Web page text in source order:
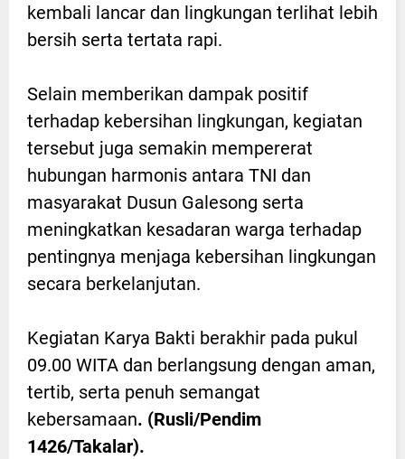
kembali lancar dan lingkungan terlihat lebih
bersih serta tertata rapi.
Selain memberikan dampak positif
terhadap kebersihan lingkungan, kegiatan
tersebut juga semakin mempererat
hubungan harmonis antara TNI dan
masyarakat Dusun Galesong serta
meningkatkan kesadaran warga terhadap
pentingnya menjaga kebersihan lingkungan
secara berkelanjutan.
Kegiatan Karya Bakti berakhir pada pukul
09.00 WITA dan berlangsung dengan aman,
tertib, serta penuh semangat
kebersamaan. (Rusli/Pendim
1426/Takalar).